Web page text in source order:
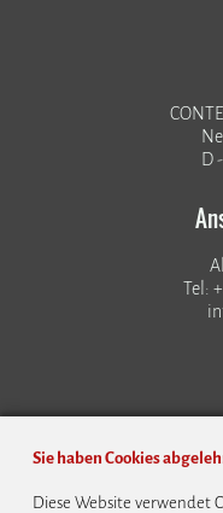
D
Tel:
Sie haben Cookies
Diese Website verwendet